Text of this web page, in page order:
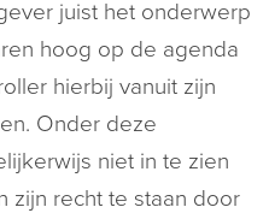
juist het onderwerp
hoog op de agenda
hierbij vanuit zijn
Onder deze
niet in te zien
zijn recht te staan door